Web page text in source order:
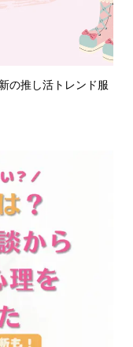
の推し活トレンド服